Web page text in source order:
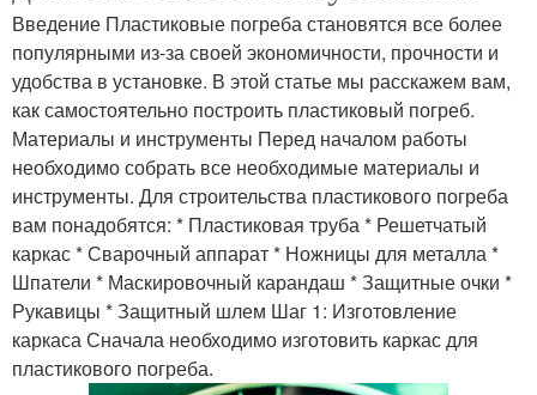
Введение Пластиковые погреба становятся все более
популярными из-за своей экономичности, прочности и
удобства в установке. В этой статье мы расскажем вам,
как самостоятельно построить пластиковый погреб.
Материалы и инструменты Перед началом работы
необходимо собрать все необходимые материалы и
инструменты. Для строительства пластикового погреба
вам понадобятся: * Пластиковая труба * Решетчатый
каркас * Сварочный аппарат * Ножницы для металла *
Шпатели * Маскировочный карандаш * Защитные очки *
Рукавицы * Защитный шлем Шаг 1: Изготовление
каркаса Сначала необходимо изготовить каркас для
пластикового погреба.